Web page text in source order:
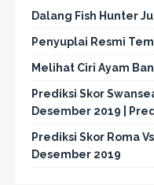
Dalang Fish Hunter
Penyuplai Resmi
Melihat Ciri Ayam
Prediksi Skor
Desember 2019 |
Prediksi Skor Roma
Desember 2019